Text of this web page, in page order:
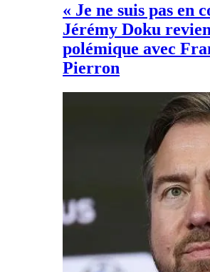
« Je ne suis pas en
Jérémy Doku
polémique avec
Pierron